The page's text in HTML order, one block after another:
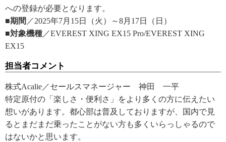
への登録が必要となります。
■期間 ／2025年7月15日（火）～8月17日（日）
■対象機種 ／EVEREST XING EX15 Pro/EVEREST XING
EX15
担当者コメント
株式Acalie／セールスマネージャー 神田 一平
特定原付の「楽しさ・便利さ」をより多くの方に伝えたい
想いがあります。都心部は普及しておりますが、国内で見
るとまだまだ乗ったことがない方も多くいらっしゃるので
はないかと思います。